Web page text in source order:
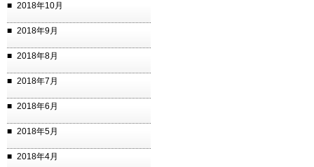
2018年10月
2018年9月
2018年8月
2018年7月
2018年6月
2018年5月
2018年4月